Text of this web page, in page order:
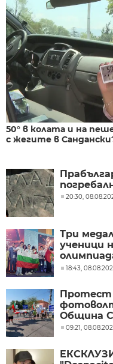
50° в колата и на
с жегите в
20:30,
Три
ученици
в18:43,
Протест
Община
09:21,